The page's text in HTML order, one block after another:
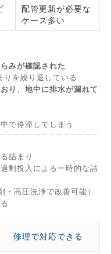
配管更新が必要な
ケース多い
みが確認された
りを繰り返している
り、地中に排水が漏れて
で停滞してしまう
詰まり
剰投入による一時的な詰
高圧洗浄で改善可能）
修理で対応できる